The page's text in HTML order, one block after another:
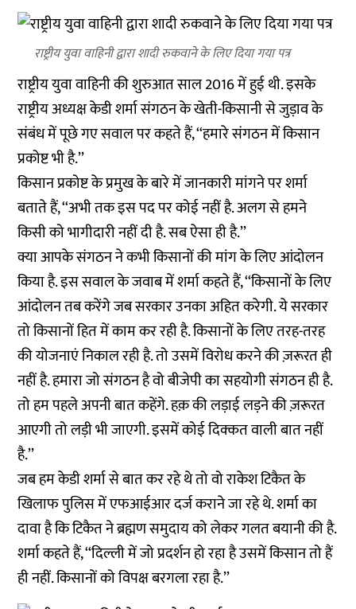
राष्ट्रीय युवा वाहिनी द्वारा शादी रुकवाने के लिए दिया गया पत्र
राष्ट्रीय युवा वाहिनी की शुरुआत साल 2016 में हुई थी. इसके
राष्ट्रीय अध्यक्ष केडी शर्मा संगठन के खेती-किसानी से जुड़ाव के
संबंध में पूछे गए सवाल पर कहते हैं, ‘‘हमारे संगठन में किसान
प्रकोष्ट भी है.’’
किसान प्रकोष्ट के प्रमुख के बारे में जानकारी मांगने पर शर्मा
बताते हैं, ‘‘अभी तक इस पद पर कोई नहीं है. अलग से हमने
किसी को भागीदारी नहीं दी है. सब ऐसा ही है.’’
क्या आपके संगठन ने कभी किसानों की मांग के लिए आंदोलन
किया है. इस सवाल के जवाब में शर्मा कहते हैं, ‘‘किसानों के लिए
आंदोलन तब करेंगे जब सरकार उनका अहित करेगी. ये सरकार
तो किसानों हित में काम कर रही है. किसानों के लिए तरह-तरह
की योजनाएं निकाल रही है. तो उसमें विरोध करने की ज़रूरत ही
नहीं है. हमारा जो संगठन है वो बीजेपी का सहयोगी संगठन ही है.
तो हम पहले अपनी बात कहेंगे. हक़ की लड़ाई लड़ने की ज़रूरत
आएगी तो लड़ी भी जाएगी. इसमें कोई दिक्कत वाली बात नहीं
है.’’
जब हम केडी शर्मा से बात कर रहे थे तो वो राकेश टिकैत के
खिलाफ पुलिस में एफआईआर दर्ज कराने जा रहे थे. शर्मा का
दावा है कि टिकैत ने ब्रह्मण समुदाय को लेकर गलत बयानी की है.
शर्मा कहते हैं, ‘‘दिल्ली में जो प्रदर्शन हो रहा है उसमें किसान तो हैं
ही नहीं. किसानों को विपक्ष बरगला रहा है.’’